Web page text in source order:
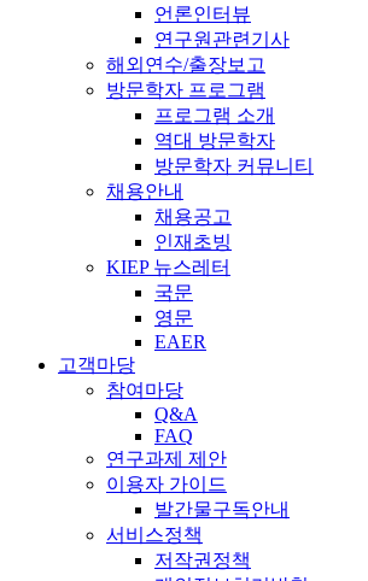
언론인터뷰
연구원관련기사
해외연수/출장보고
방문학자 프로그램
프로그램 소개
역대 방문학자
방문학자 커뮤니티
채용안내
채용공고
인재초빙
KIEP 뉴스레터
국문
영문
EAER
고객마당
참여마당
Q&A
FAQ
연구과제 제안
이용자 가이드
발간물구독안내
서비스정책
저작권정책